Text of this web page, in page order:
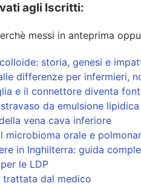
agli Iscritti:
messi in anteprima
storia, genesi e
differenze per infermieri,
e il connettore diventa
da emulsione lipidica
vena cava inferiore
microbioma orale e
in Inghilterra: guida
le LDP
trattata dal medico